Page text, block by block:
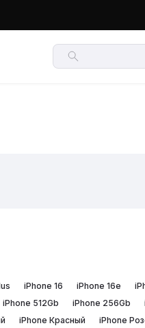
iPhone 16 iPhone 16e
iPhone 512Gb iPhone 256Gb
iPhone Красный iPhone